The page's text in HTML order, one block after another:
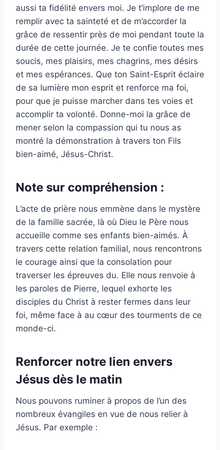
aussi ta fidélité envers moi. Je t’implore de me
remplir avec ta sainteté et de m’accorder la
grâce de ressentir près de moi pendant toute la
durée de cette journée. Je te confie toutes mes
soucis, mes plaisirs, mes chagrins, mes désirs
et mes espérances. Que ton Saint-Esprit éclaire
de sa lumière mon esprit et renforce ma foi,
pour que je puisse marcher dans tes voies et
accomplir ta volonté. Donne-moi la grâce de
mener selon la compassion qui tu nous as
montré la démonstration à travers ton Fils
bien-aimé, Jésus-Christ.
Note sur compréhension :
L’acte de prière nous emmène dans le mystère
de la famille sacrée, là où Dieu le Père nous
accueille comme ses enfants bien-aimés. À
travers cette relation familial, nous rencontrons
le courage ainsi que la consolation pour
traverser les épreuves du. Elle nous renvoie à
les paroles de Pierre, lequel exhorte les
disciples du Christ à rester fermes dans leur
foi, même face à au cœur des tourments de ce
monde-ci.
Renforcer notre lien envers
Jésus dès le matin
Nous pouvons ruminer à propos de l’un des
nombreux évangiles en vue de nous relier à
Jésus. Par exemple :